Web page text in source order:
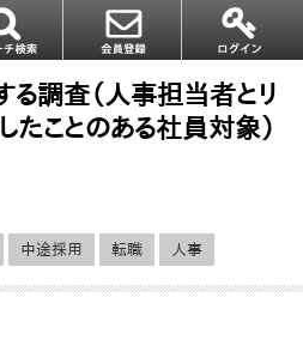
る調査（人事担当者とリ
たことのある社員対象）
中途採用 転職 人事